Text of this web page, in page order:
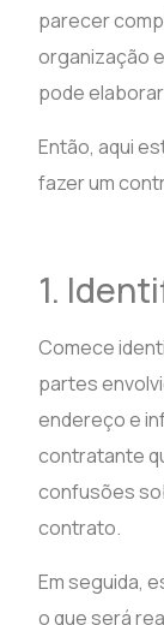
parecer
organização
pode
Então, aqui
fazer um
1.
Comece
partes
endereço e
contratante
confusões
contrato.
Em seguida,
o que será